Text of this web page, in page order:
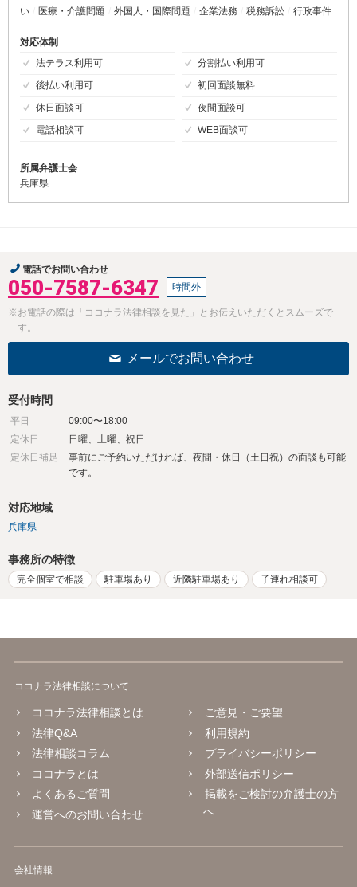
い
医療・介護問題 外国人・国際問題 企業法務 税務訴訟 行政事件
対応体制
法テラス利用可
分割払い利用可
後払い利用可
初回面談無料
休日面談可
夜間面談可
電話相談可
WEB面談可
所属弁護士会
兵庫県
電話でお問い合わせ
050-7587-6347 時間外
※お電話の際は「ココナラ法律相談を見た」とお伝えいただくとスムーズで
す。
メールでお問い合わせ
受付時間
平日
09:00〜18:00
定休日
日曜、土曜、祝日
定休日補足
事前にご予約いただければ、夜間・休日（土日祝）の面談も可能
です。
対応地域
兵庫県
事務所の特徴
完全個室で相談 駐車場あり 近隣駐車場あり 子連れ相談可
ココナラ法律相談について
ココナラ法律相談とは
法律Q&A
法律相談コラム
ココナラとは
よくあるご質問
運営へのお問い合わせ
ご意見・ご要望
利用規約
プライバシーポリシー
外部送信ポリシー
掲載をご検討の弁護士の方
へ
会社情報